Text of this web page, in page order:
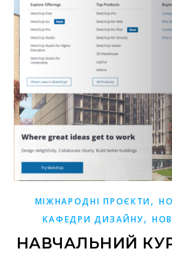
МІЖНАРОДНІ ПРОЄКТИ,
КАФЕДРИ ДИЗАЙНУ,
НАВЧАЛЬНИЙ